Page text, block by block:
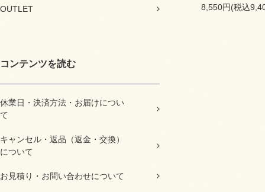
OUTLET
コンテンツを読む
休業日・決済方法・お届けについ
て
キャンセル・返品（返金・交換）
について
お見積り・お問い合わせについて
8,550円(税込